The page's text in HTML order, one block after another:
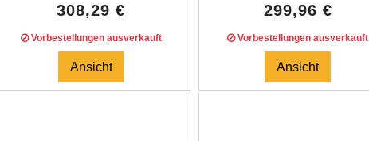
308,29 €
Vorbestellungen ausverkauft
Ansicht
299,96 €
Vorbestellungen ausverkauft
Ansicht